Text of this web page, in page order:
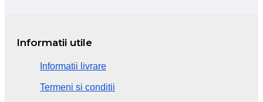
Informatii utile
Informatii livrare
Termeni si conditii